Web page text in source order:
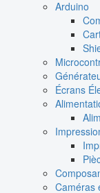
Arduino
Écrans
Caméras